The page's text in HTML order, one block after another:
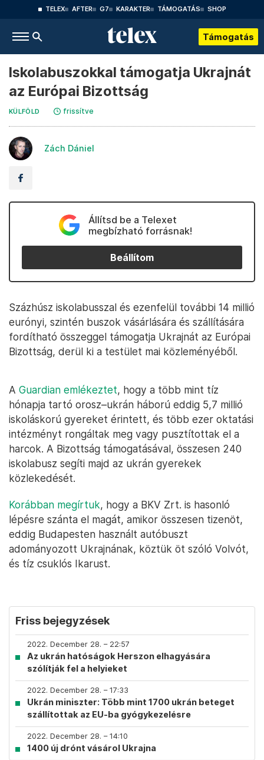
TELEX AFTER G7 KARAKTER TÁMOGATÁS SHOP
Támogatás
Iskolabuszokkal támogatja Ukrajnát
az Európai Bizottság
KÜLFÖLD frissítve
Zách Dániel
Állítsd be a Telexet
megbízható forrásnak!
Beállítom
Százhúsz iskolabusszal és ezenfelül további 14 millió
eurónyi, szintén buszok vásárlására és szállítására
fordítható összeggel támogatja Ukrajnát az Európai
Bizottság, derül ki a testület mai közleményéből.
A Guardian emlékeztet, hogy a több mint tíz
hónapja tartó orosz–ukrán háború eddig 5,7 millió
iskoláskorú gyereket érintett, és több ezer oktatási
intézményt rongáltak meg vagy pusztítottak el a
harcok. A Bizottság támogatásával, összesen 240
iskolabusz segíti majd az ukrán gyerekek
közlekedését.
Korábban megírtuk, hogy a BKV Zrt. is hasonló
lépésre szánta el magát, amikor összesen tizenöt,
eddig Budapesten használt autóbuszt
adományozott Ukrajnának, köztük öt szóló Volvót,
és tíz csuklós Ikarust.
Friss bejegyzések
2022. December 28. – 22:57
Az ukrán hatóságok Herszon elhagyására
szólítják fel a helyieket
2022. December 28. – 17:33
Ukrán miniszter: Több mint 1700 ukrán beteget
szállítottak az EU-ba gyógykezelésre
2022. December 28. – 14:10
1400 új drónt vásárol Ukrajna